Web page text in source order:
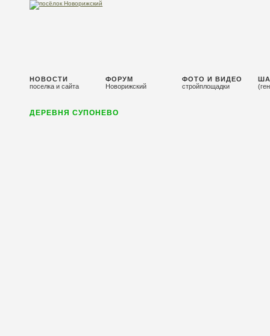
НОВОСТИ
поселка и сайта
ФОРУМ
Новорижский
ФОТО И ВИДЕО
стройплощадки
ДЕРЕВНЯ СУПОНЕВО